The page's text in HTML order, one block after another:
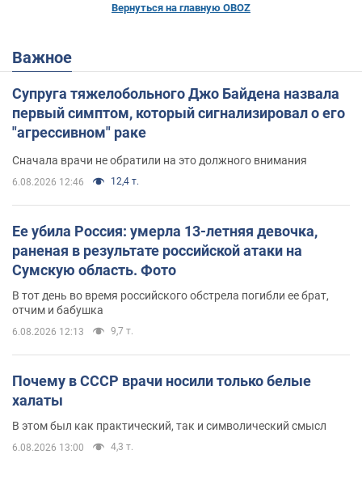
Вернуться на главную OBOZ
Важное
Супруга тяжелобольного Джо Байдена назвала
первый симптом, который сигнализировал о его
"агрессивном" раке
Сначала врачи не обратили на это должного внимания
6.08.2026 12:46 12,4 т.
Ее убила Россия: умерла 13-летняя девочка,
раненая в результате российской атаки на
Сумскую область. Фото
В тот день во время российского обстрела погибли ее брат,
отчим и бабушка
6.08.2026 12:13 9,7 т.
Почему в СССР врачи носили только белые
халаты
В этом был как практический, так и символический смысл
6.08.2026 13:00 4,3 т.